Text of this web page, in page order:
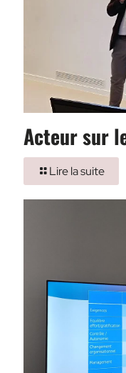
Acteur sur
Lire la suite